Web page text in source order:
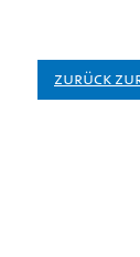
Zurück